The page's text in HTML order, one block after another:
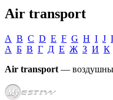
Air transport
A B C D E F G H I J
А Б В Г Д Е Ж З И К
Air transport —